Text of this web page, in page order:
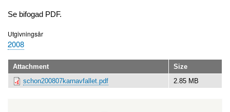
Se bifogad PDF.
Utgivningsår
2008
Attachment
Size
schon200807karnavfallet.pdf
2.85 MB